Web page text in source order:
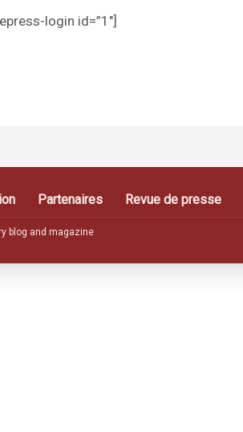
login id=”1″]
Partenaires Revue de presse
blog and magazine